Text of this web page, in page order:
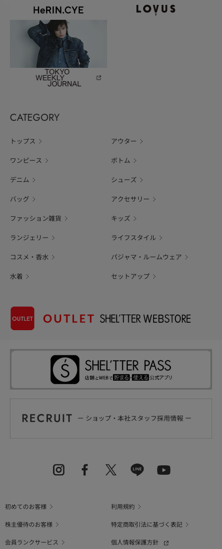
CATEGORY
トップス アウター
ワンピース ボトム
デニム シューズ
バッグ アクセサリー
ファッション雑貨 キッズ
ランジェリー ライフスタイル
コスメ・香水 パジャマ・ルームウェア
水着 セットアップ
初めてのお客様
利用規約
株主優待のお客様
特定商取引法に基づく表記
会員ランクサービス
個人情報保護方針